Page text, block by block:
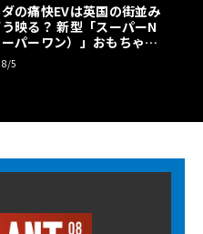
の痛快EVは英国の街並み
映る？ 新型「スーパーN
ーパーワン）」おもちゃ箱
の全貌
5